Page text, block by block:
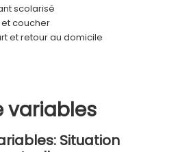
scolarisé
coucher
et retour au domicile
variables
Situation